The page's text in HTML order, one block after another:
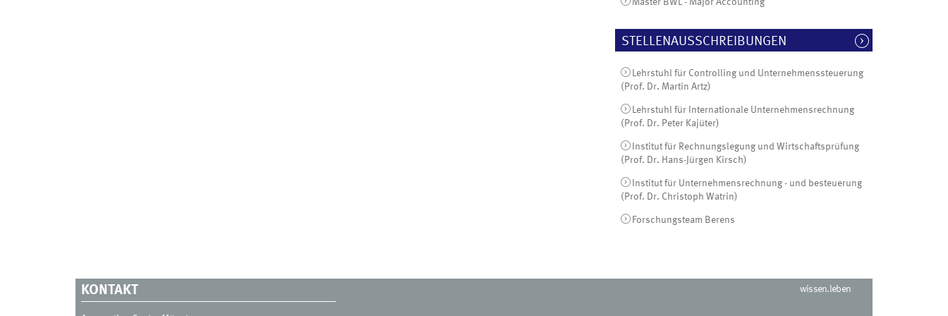
Master BWL - Major Accounting
STELLENAUSSCHREIBUNGEN
Lehrstuhl für Controlling und Unternehmenssteuerung
(Prof. Dr. Martin Artz)
Lehrstuhl für Internationale Unternehmensrechnung
(Prof. Dr. Peter Kajüter)
Institut für Rechnungslegung und Wirtschaftsprüfung
(Prof. Dr. Hans-Jürgen Kirsch)
Institut für Unternehmensrechnung - und besteuerung
(Prof. Dr. Christoph Watrin)
Forschungsteam Berens
KONTAKT wissen.leben